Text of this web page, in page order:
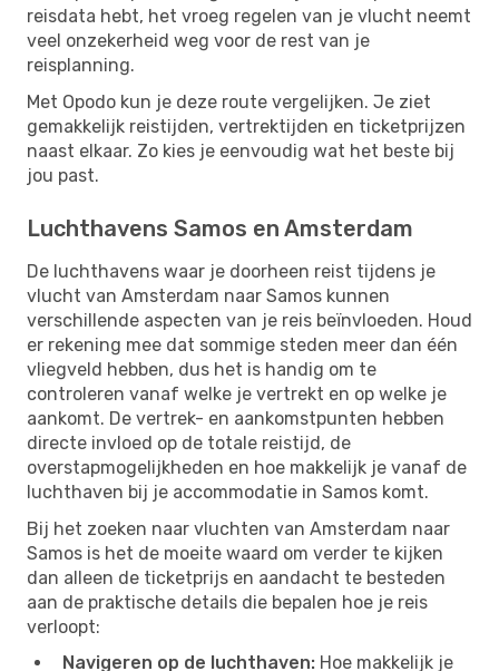
reisdata hebt, het vroeg regelen van je vlucht neemt
veel onzekerheid weg voor de rest van je
reisplanning.
Met Opodo kun je deze route vergelijken. Je ziet
gemakkelijk reistijden, vertrektijden en ticketprijzen
naast elkaar. Zo kies je eenvoudig wat het beste bij
jou past.
Luchthavens Samos en Amsterdam
De luchthavens waar je doorheen reist tijdens je
vlucht van Amsterdam naar Samos kunnen
verschillende aspecten van je reis beïnvloeden. Houd
er rekening mee dat sommige steden meer dan één
vliegveld hebben, dus het is handig om te
controleren vanaf welke je vertrekt en op welke je
aankomt. De vertrek- en aankomstpunten hebben
directe invloed op de totale reistijd, de
overstapmogelijkheden en hoe makkelijk je vanaf de
luchthaven bij je accommodatie in Samos komt.
Bij het zoeken naar vluchten van Amsterdam naar
Samos is het de moeite waard om verder te kijken
dan alleen de ticketprijs en aandacht te besteden
aan de praktische details die bepalen hoe je reis
verloopt:
Navigeren op de luchthaven: Hoe makkelijk je